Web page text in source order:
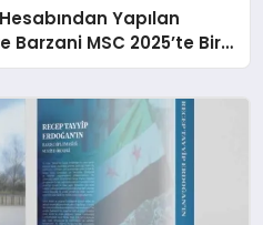
Yapılan
Barzani MSC 2025’te Bir